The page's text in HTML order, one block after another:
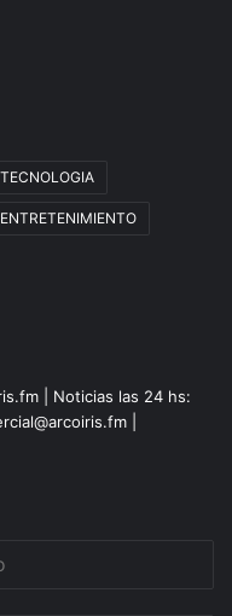
TECNOLOGIA
ENTRETENIMIENTO
| Noticias las 24 hs:
|